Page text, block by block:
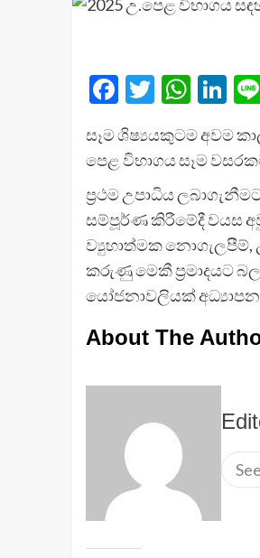
Facebook
Twitter
සෑම ශිෂ්‍යයකුටම අවම
පෙළ විභාගය සෑම
ප්‍රථම උපාධිය
සම්පූර්ණ කිරීමේදී වයස
ව්‍යුහාත්මක නොගැලපීම්,
කරුණු මෙකී ප්‍රමාදයට
යෝජනාවලියක් අධ්‍යාපන
About The